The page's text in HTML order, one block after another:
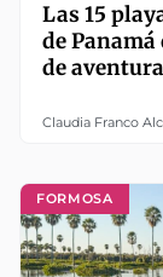
Las 15
de
de aventura
Claudia Franco
FORMOSA